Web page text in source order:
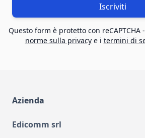
Iscriviti
Questo form è protetto con
norme sulla privacye i termini di
Azienda
Edicomm srl